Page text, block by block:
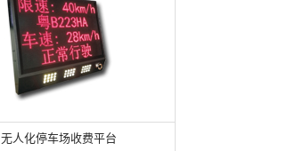
无人化停车场收费平台